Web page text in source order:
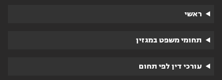
ראשי
תחומי משפט במגזין
עורכי דין לפי תחום